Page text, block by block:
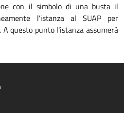
con il simbolo di una busta il
l'istanza al SUAP per
questo punto l'istanza assumerà